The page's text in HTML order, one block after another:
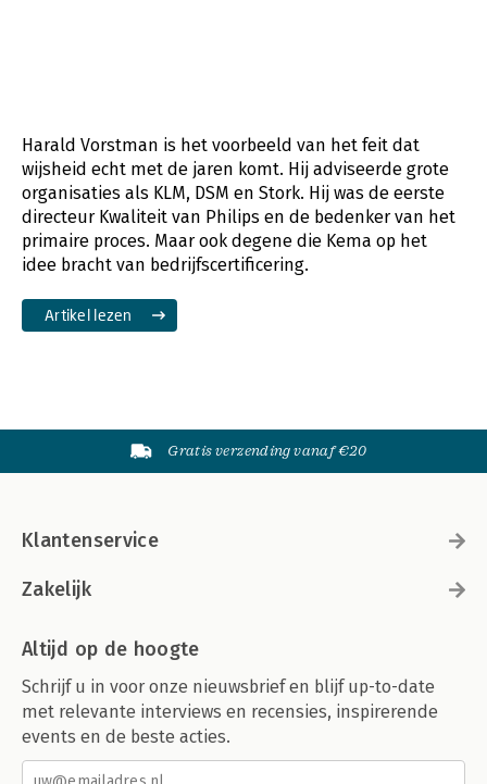
Harald Vorstman is het voorbeeld van het feit dat
wijsheid echt met de jaren komt. Hij adviseerde grote
organisaties als KLM, DSM en Stork. Hij was de eerste
directeur Kwaliteit van Philips en de bedenker van het
primaire proces. Maar ook degene die Kema op het
idee bracht van bedrijfscertificering.
Artikel lezen
Gratis verzending vanaf €20
Klantenservice
Zakelijk
Altijd op de hoogte
Schrijf u in voor onze nieuwsbrief en blijf up-to-date
met relevante interviews en recensies, inspirerende
events en de beste acties.